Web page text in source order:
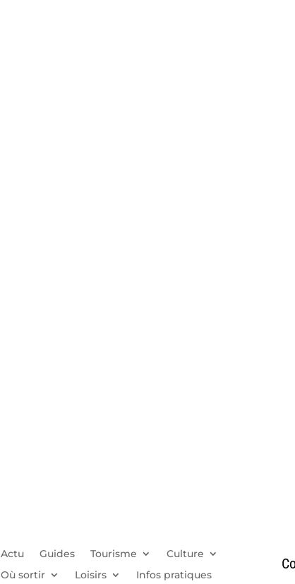
Actu Guides Tourisme
Culture
Où sortir
Loisirs Infos pratiques